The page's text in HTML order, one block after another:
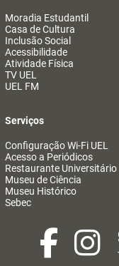
Moradia Estudantil
Casa de Cultura
Inclusão Social
Acessibilidade
Atividade Física
TV UEL
UEL FM
Serviços
Configuração Wi-Fi UEL
Acesso a Periódicos
Restaurante Universitário
Museu de Ciência
Museu Histórico
Sebec